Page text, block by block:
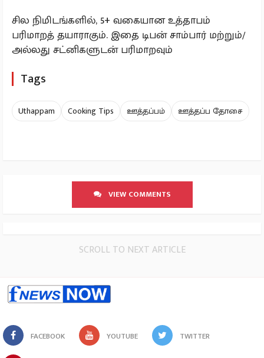
சில நிமிடங்களில், 5+ வகையான உத்தாபம்
பரிமாறத் தயாராகும். இதை டிபன் சாம்பார் மற்றும்/
அல்லது சட்னிகளுடன் பரிமாறவும்
Tags
Uthappam Cooking Tips ஊத்தப்பம் ஊத்தப்ப தோசை
VIEW COMMENTS
SCROLL TO NEXT ARTICLE
FACEBOOK YOUTUBE TWITTER